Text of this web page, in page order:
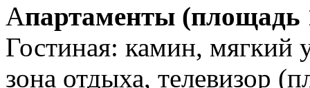
Апартаменты (площадь
Гостиная: камин, мягкий
зона отдыха, телевизор